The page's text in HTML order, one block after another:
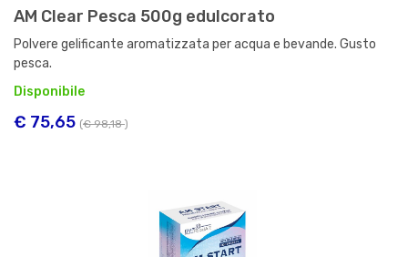
AM Clear Pesca 500g edulcorato
Polvere gelificante aromatizzata per acqua e bevande. Gusto
pesca.
Disponibile
€ 75,65 (€ 98,18)